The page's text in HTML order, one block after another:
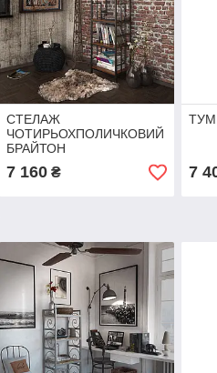
СТЕЛАЖ
ЧОТИРЬОХПОЛИЧКОВИЙ
БРАЙТОН
7 160₴ 7